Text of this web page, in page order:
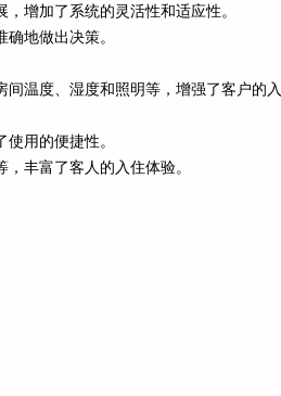
增加了系统的灵活性和适应性。
地做出决策。
间温度、湿度和照明等，增强了客户的
用的便捷性。
丰富了客人的入住体验。